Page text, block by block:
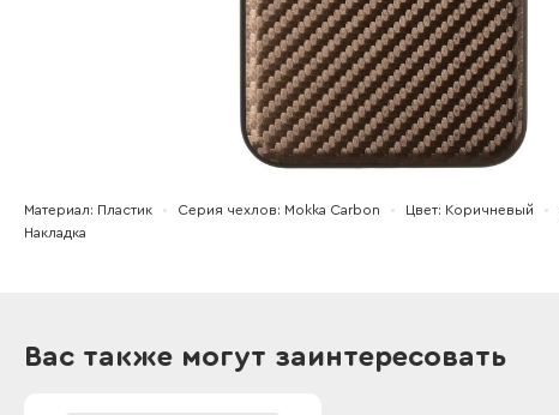
Материал Пластик Серия чехлов Mokka Carbon Цвет Коричневый
Накладка
Вас также могут заинтересовать